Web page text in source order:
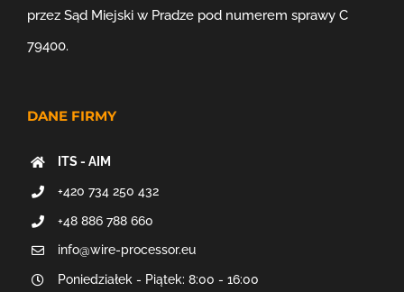
przez Sąd Miejski w Pradze pod numerem sprawy C
79400.
DANE FIRMY
ITS - AIM
+420 734 250 432
+48 886 788 660
info@wire-processor.eu
Poniedziałek - Piątek: 8:00 - 16:00